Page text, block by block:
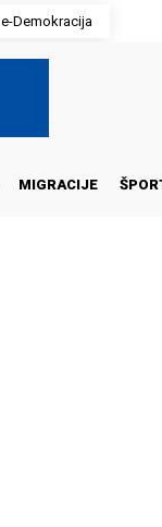
e-Demokracija
MIGRACIJE